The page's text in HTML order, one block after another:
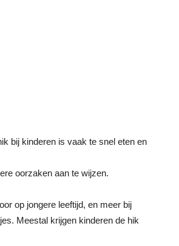
bij kinderen is vaak te snel eten en
oorzaken aan te wijzen.
op jongere leeftijd, en meer bij
Meestal krijgen kinderen de hik